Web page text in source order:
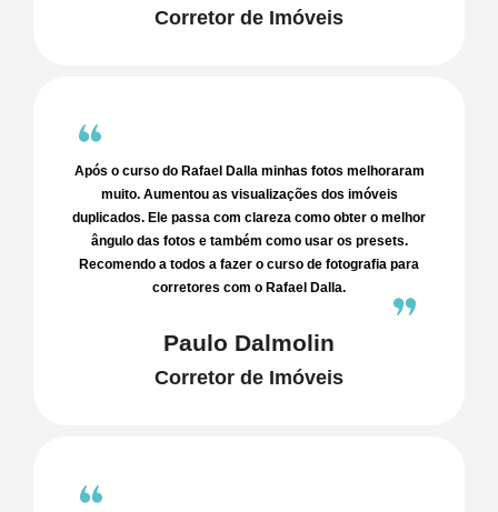
Corretor de Imóveis
Após o curso do Rafael Dalla minhas fotos melhoraram
muito. Aumentou as visualizações dos imóveis
duplicados. Ele passa com clareza como obter o melhor
ângulo das fotos e também como usar os presets.
Recomendo a todos a fazer o curso de fotografia para
corretores com o Rafael Dalla.
Paulo Dalmolin
Corretor de Imóveis